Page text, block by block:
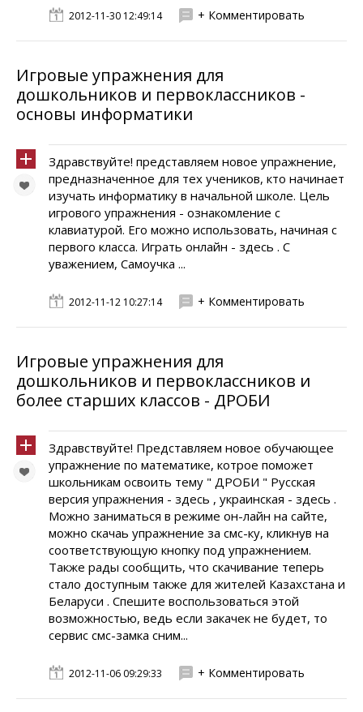
2012-11-30 12:49:14 + Комментировать
Игровые упражнения для
дошкольников и первоклассников -
основы информатики
Здравствуйте! представляем новое упражнение,
предназначенное для тех учеников, кто начинает
изучать информатику в начальной школе. Цель
игрового упражнения - ознакомление с
клавиатурой. Его можно использовать, начиная с
первого класса. Играть онлайн - здесь . С
уважением, Самоучка ...
2012-11-12 10:27:14 + Комментировать
Игровые упражнения для
дошкольников и первоклассников и
более старших классов - ДРОБИ
Здравствуйте! Представляем новое обучающее
упражнение по математике, котрое поможет
школьникам освоить тему " ДРОБИ " Русская
версия упражнения - здесь , украинская - здесь .
Можно заниматься в режиме он-лайн на сайте,
можно скачаь упражнение за смс-ку, кликнув на
соответствующую кнопку под упражнением.
Также рады сообщить, что скачивание теперь
стало доступным также для жителей Казахстана и
Беларуси . Спешите воспользоваться этой
возможностью, ведь если закачек не будет, то
сервис смс-замка сним...
2012-11-06 09:29:33 + Комментировать